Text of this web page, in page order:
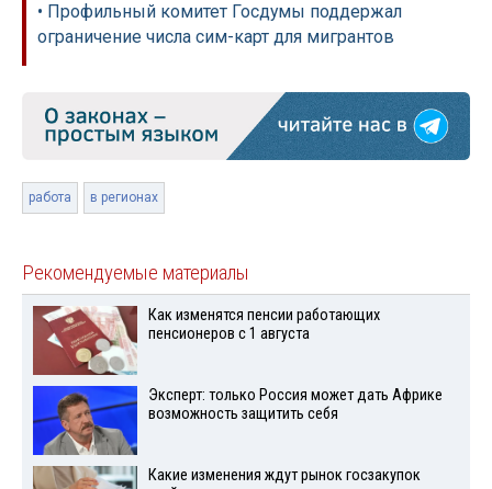
• Профильный комитет Госдумы поддержал
ограничение числа сим-карт для мигрантов
работа в регионах
Рекомендуемые материалы
Как изменятся пенсии работающих
пенсионеров с 1 августа
Эксперт: только Россия может дать Африке
возможность защитить себя
Какие изменения ждут рынок госзакупок